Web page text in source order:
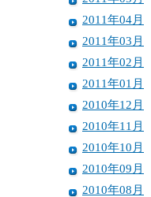
2011年04月
2011年03月
2011年02月
2011年01月
2010年12月
2010年11月
2010年10月
2010年09月
2010年08月